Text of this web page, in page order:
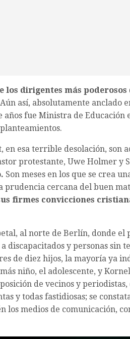
los dirigentes más
Aún así, absolutamente anclado
fue Ministra de Educación
en esa terrible desolación, son
protestante, Uwe Holmer y
Son meses en los que se crea
prudencia cercana del buen
firmes convicciones
al norte de Berlín, donde el
discapacitados y personas sin
de diez hijos, la mayoría ya
niño, el adolescente, y
de vecinos y
y todas fastidiosas; se
medios de comunicación,